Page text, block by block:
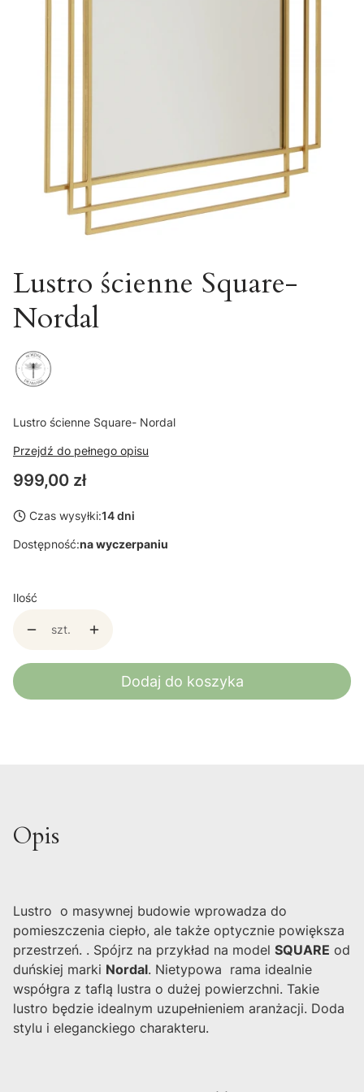
Lustro ścienne Square-
Nordal
Lustro ścienne Square- Nordal
Przejdź do pełnego opisu
Cena
999,00 zł
Czas wysyłki:14 dni
Dostępność:na wyczerpaniu
Ilość
szt.
Dodaj do koszyka
Opis
Lustro o masywnej budowie wprowadza do
pomieszczenia ciepło, ale także optycznie powiększa
przestrzeń. . Spójrz na przykład na model SQUARE od
duńskiej marki Nordal. Nietypowa rama idealnie
współgra z taflą lustra o dużej powierzchni. Takie
lustro będzie idealnym uzupełnieniem aranżacji. Doda
stylu i eleganckiego charakteru.